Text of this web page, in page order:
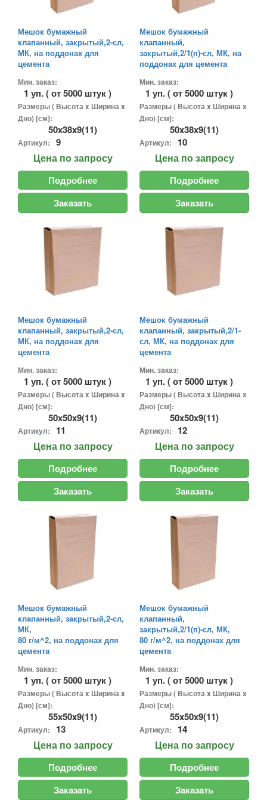
Мешок бумажный
клапанный, закрытый,2-сл,
МК, на поддонах для
цемента
Мин. заказ:
1 уп. ( от 5000 штук )
Размеры ( Высота x Ширина x
Дно) [см]:
50x38x9(11)
Артикул: 9
Цена по запросу
Подробнее
Заказать
Мешок бумажный
клапанный,
закрытый,2/1(п)-сл, МК, на
поддонах для цемента
Мин. заказ:
1 уп. ( от 5000 штук )
Размеры ( Высота x Ширина x
Дно) [см]:
50x38x9(11)
Артикул: 10
Цена по запросу
Подробнее
Заказать
Мешок бумажный
клапанный, закрытый,2-сл,
МК, на поддонах для
цемента
Мин. заказ:
1 уп. ( от 5000 штук )
Размеры ( Высота x Ширина x
Дно) [см]:
50x50x9(11)
Артикул: 11
Цена по запросу
Подробнее
Заказать
Мешок бумажный
клапанный, закрытый,2/1-
сл, МК, на поддонах для
цемента
Мин. заказ:
1 уп. ( от 5000 штук )
Размеры ( Высота x Ширина x
Дно) [см]:
50x50x9(11)
Артикул: 12
Цена по запросу
Подробнее
Заказать
Мешок бумажный
клапанный, закрытый,2-сл,
МК,
80 г/м^2, на поддонах для
цемента
Мин. заказ:
1 уп. ( от 5000 штук )
Размеры ( Высота x Ширина x
Дно) [см]:
55x50x9(11)
Артикул: 13
Цена по запросу
Подробнее
Заказать
Мешок бумажный
клапанный,
закрытый,2/1(п)-сл, МК,
80 г/м^2, на поддонах для
цемента
Мин. заказ:
1 уп. ( от 5000 штук )
Размеры ( Высота x Ширина x
Дно) [см]:
55x50x9(11)
Артикул: 14
Цена по запросу
Подробнее
Заказать